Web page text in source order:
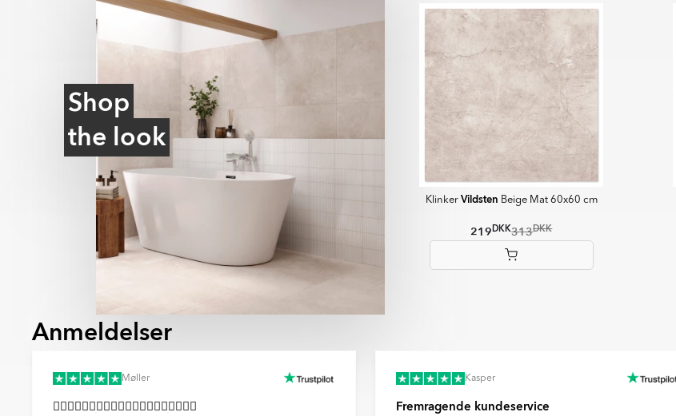
En overflade med let struktur, der efterligner naturlige materialer som sten,
træ, skifer eller beton. Strukturen giver flisen et mere levende udseende og
kan samtidig forbedre skridsikkerheden.
En overflade med et hævet tredimensionelt mønster, som kan mærkes med
hånden. Relieffliser bruges primært på vægge for at skabe dekorative flader
og tilføre rummet karakter.
En meget mat overflade med minimal lysrefleksion. Ultramatte fliser giver et
blødt og moderne udtryk og skjuler effektivt fingeraftryk og genskin.
Shop
the look
Klinker Vildsten Beige Mat 60x60 cm
219DKK313DKK
Anmeldelser
Møller
👍🏼👍🏼👍🏼👍🏼👍🏼👍🏼👍🏼👍🏼👍🏼👍🏼
Kasper
Fremragende kundeservice